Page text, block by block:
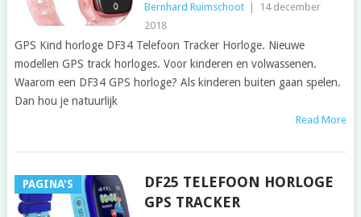
Bernhard Ruimschoot
14 december
2018
GPS Kind horloge DF34 Telefoon Tracker Horloge. Nieuwe
modellen GPS track horloges. Voor kinderen en volwassenen.
Waarom een DF34 GPS horloge? Als kinderen buiten gaan spelen.
Dan hou je natuurlijk
Read More
PAGINA'S
DF25 TELEFOON HORLOGE
GPS TRACKER